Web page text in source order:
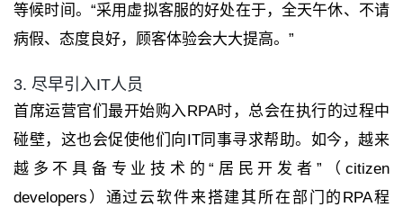
等候时间。“采用虚拟客服的好处在于，全天午休、不请
病假、态度良好，顾客体验会大大提高。”
3. 尽早引入IT人员
首席运营官们最开始购入RPA时，总会在执行的过程中
碰壁，这也会促使他们向IT同事寻求帮助。如今，越来
越多不具备专业技术的“居民开发者”（citizen
developers）通过云软件来搭建其所在部门的RPA程